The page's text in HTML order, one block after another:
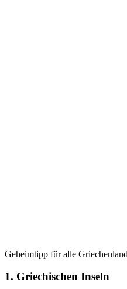
Geheimtipp für alle
1. Griechischen Inseln